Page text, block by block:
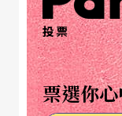
a）也不例外，
藝傳統，也多
漫美學，發展
現實畫面。
投票
票選你